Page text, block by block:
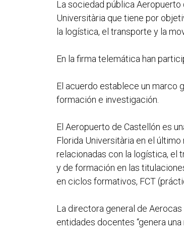
La sociedad pública
Universitària que tiene por
la logística, el transporte y la
En la firma telemática han
El acuerdo establece un marco
formación e investigación.
El Aeropuerto de Castellón es
Florida Universitària en el
relacionadas con la logística, el
y de formación en las
en ciclos formativos, FCT
La directora general de
entidades docentes “genera